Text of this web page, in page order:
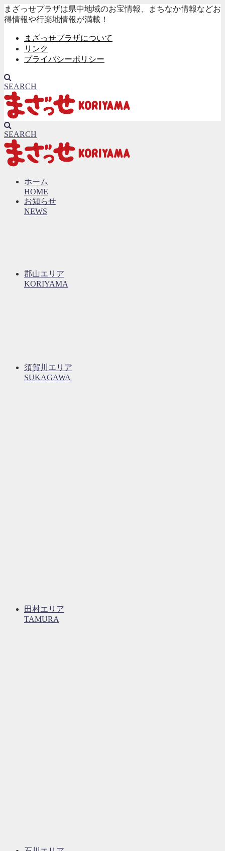
まざっせプラザは県中地域のお宝情報、まちなか情報などお
得情報や行楽地情報が満載！
まざっせプラザについて
リンク
プライバシーポリシー
SEARCH
SEARCH
ホーム
HOME
お知らせ
NEWS
郡山エリア
KORIYAMA
須賀川エリア
SUKAGAWA
田村エリア
TAMURA